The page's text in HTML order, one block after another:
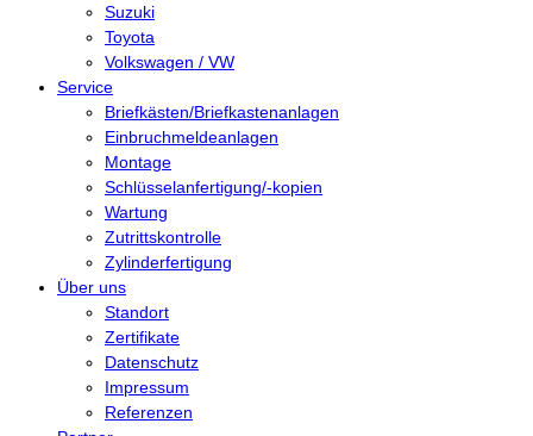
Suzuki
Toyota
Volkswagen / VW
Service
Briefkästen/Briefkastenanlagen
Einbruchmeldeanlagen
Montage
Schlüsselanfertigung/-kopien
Wartung
Zutrittskontrolle
Zylinderfertigung
Über uns
Standort
Zertifikate
Datenschutz
Impressum
Referenzen